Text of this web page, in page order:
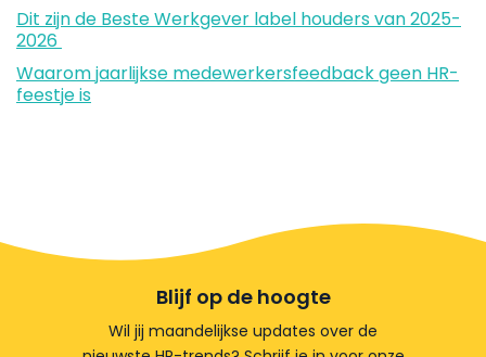
Dit zijn de Beste Werkgever label houders van 2025-
2026
Waarom jaarlijkse medewerkersfeedback geen HR-
feestje is
Blijf op de hoogte
Wil jij maandelijkse updates over de